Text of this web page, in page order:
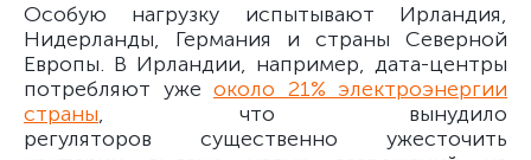
Особую нагрузку испытывают Ирландия,
Нидерланды, Германия и страны Северной
Европы. В Ирландии, например, дата-центры
потребляют уже около 21% электроэнергии
страны, что вынудило
регуляторов существенно ужесточить